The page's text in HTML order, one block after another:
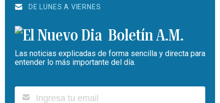
DE LUNES A VIERNES
Boletín A.M.
Las noticias explicadas de forma sencilla y directa para
entender lo más importante del día.